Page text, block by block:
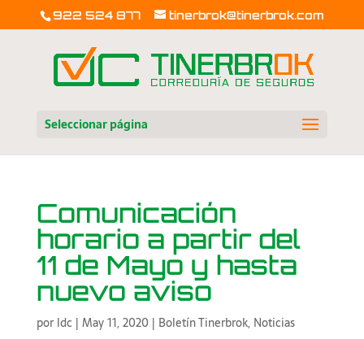
922 524 877 tinerbrok@tinerbrok.com
Seleccionar página
Comunicación
horario a partir del
11 de Mayo y hasta
nuevo aviso
porldc | May 11, 2020 | Boletín Tinerbrok, Noticias